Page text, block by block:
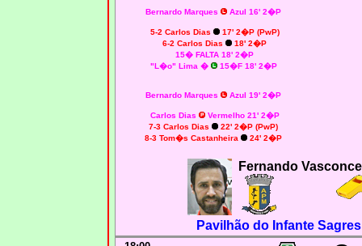
Bernardo Marques Azul 16' 2�P
5-2 Carlos Dias
17' 2�P (PwP)
6-2 Carlos Dias
18' 2�P
15� FALTA 18' 2�P
"L�o" Lima � 15�F 18' 2�P
Bernardo Marques Azul 19' 2�P
Carlos Dias Vermelho 21' 2�P
7-3 Carlos Dias
22' 2�P (PwP)
8-3 Tom�s Castanheira
24' 2�P
Fernando
Pavilhão do Infante